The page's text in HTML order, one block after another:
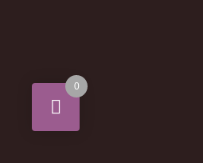
0